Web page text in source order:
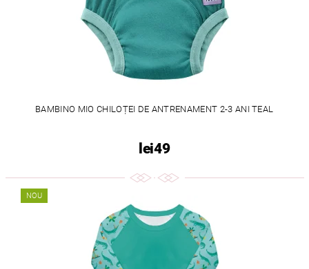
BAMBINO MIO CHILOȚEI DE ANTRENAMENT 2-3 ANI TEAL
lei49
NOU